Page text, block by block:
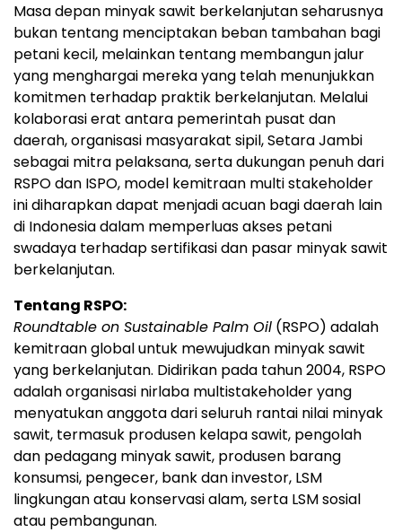
Masa depan minyak sawit berkelanjutan seharusnya
bukan tentang menciptakan beban tambahan bagi
petani kecil, melainkan tentang membangun jalur
yang menghargai mereka yang telah menunjukkan
komitmen terhadap praktik berkelanjutan. Melalui
kolaborasi erat antara pemerintah pusat dan
daerah, organisasi masyarakat sipil, Setara Jambi
sebagai mitra pelaksana, serta dukungan penuh dari
RSPO dan ISPO, model kemitraan multi stakeholder
ini diharapkan dapat menjadi acuan bagi daerah lain
di Indonesia dalam memperluas akses petani
swadaya terhadap sertifikasi dan pasar minyak sawit
berkelanjutan.
Tentang RSPO:
Roundtable on Sustainable Palm Oil (RSPO) adalah
kemitraan global untuk mewujudkan minyak sawit
yang berkelanjutan. Didirikan pada tahun 2004, RSPO
adalah organisasi nirlaba multistakeholder yang
menyatukan anggota dari seluruh rantai nilai minyak
sawit, termasuk produsen kelapa sawit, pengolah
dan pedagang minyak sawit, produsen barang
konsumsi, pengecer, bank dan investor, LSM
lingkungan atau konservasi alam, serta LSM sosial
atau pembangunan.